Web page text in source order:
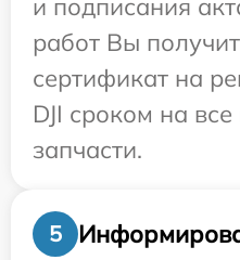
и подписания
работ Вы
сертификат на
DJI сроком на
запчасти.
5